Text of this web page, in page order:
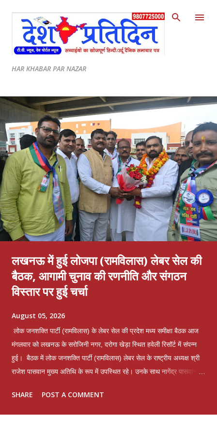
Skip to main content
HAR KHABAR PAR NAZAR
लखनऊ में हुई लोजपा (रामविलास) लेबर सेल की
बैठक, आगामी चुनाव की रणनीति और संगठन
विस्तार पर हुई चर्चा
August 05, 2026
लोक जनशक्ति पार्टी (रामविलास) के लेबर सेल की प्रदेश मध्य समीक्षा बैठक आज
मंगलवार को लखनऊ के सरोजिनी नगर, दरोगा खेड़ा स्थित हवेली रिसॉर्ट में संपन्न
हुई। बैठक में लोक जनशक्ति पार्टी (रामविलास) लेबर सेल के राष्ट्रीय अध्यक्ष श्री
राजेश पासवान मुख्य अतिथि के रूप में उपस्थित रहे। उनके साथ नागेंद्र पासवान
प्रतिनिधियों ने भाग लिया। बैठक में पार्टी के मूल मंत्र "उत्तर प्रदेश फर्स्ट, उत्तर
SHARE POST A COMMENT